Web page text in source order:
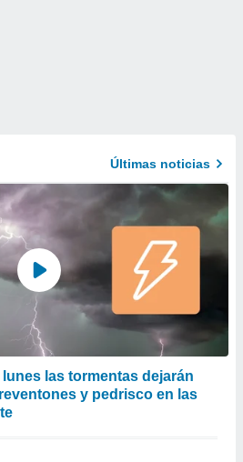
Últimas noticias
lunes las tormentas dejarán
y pedrisco en las